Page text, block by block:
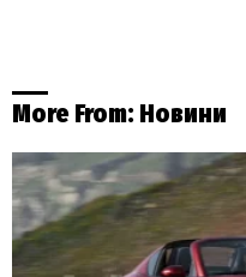
More From: Новини